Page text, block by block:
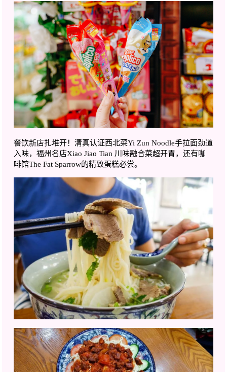
餐饮新店扎堆开！清真认证西北菜Yi Zun Noodle手拉面劲道
入味，福州名店Xiao Jiao Tian 川味融合菜超开胃，还有咖
啡馆The Fat Sparrow的精致蛋糕必尝。